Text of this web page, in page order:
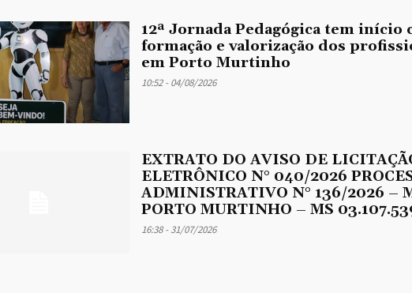
12ª Jornada Pedagógica tem início
formação e valorização dos
em Porto Murtinho
10:52 - 04/08/2026
EXTRATO DO AVISO DE
ELETRÔNICO N° 040/2026
ADMINISTRATIVO N° 136/2026 –
PORTO MURTINHO – MS
16:38 - 31/07/2026